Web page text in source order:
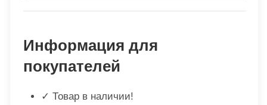
Информация для
покупателей
✓ Товар в наличии!